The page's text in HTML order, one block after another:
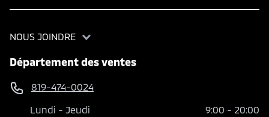
NOUS JOINDRE
Département des ventes
819-474-0024
Lundi - Jeudi 9:00 - 20:00